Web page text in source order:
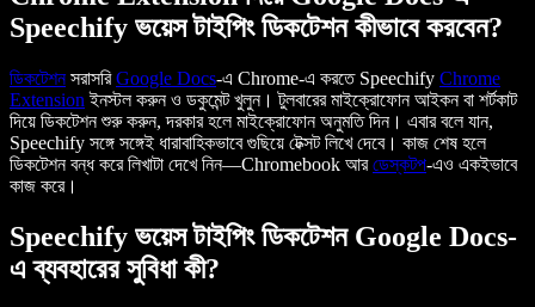
Speechify ভয়েস টাইপিং ডিকটেশন কীভাবে করবেন?
ডিকটেশনসরাসরিGoogle Docs-এ Chrome-এ করতে Speechify Chrome
Extension ইনস্টল করুন ও ডকুমেন্ট খুলুন। টুলবারের মাইক্রোফোন আইকন বা শর্টকাট
দিয়ে ডিকটেশন শুরু করুন, দরকার হলে মাইক্রোফোন অনুমতি দিন। এবার বলে যান,
Speechify সঙ্গে সঙ্গেই ধারাবাহিকভাবে গুছিয়ে টেক্সট লিখে দেবে। কাজ শেষ হলে
ডিকটেশন বন্ধ করে লিখাটা দেখে নিন—Chromebook আরডেস্কটপ-এও একইভাবে
কাজ করে।
Speechify ভয়েস টাইপিং ডিকটেশন Google Docs-
এ ব্যবহারের সুবিধা কী?